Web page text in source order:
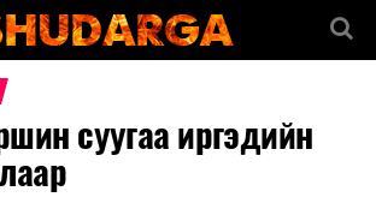
суугаа иргэдийн